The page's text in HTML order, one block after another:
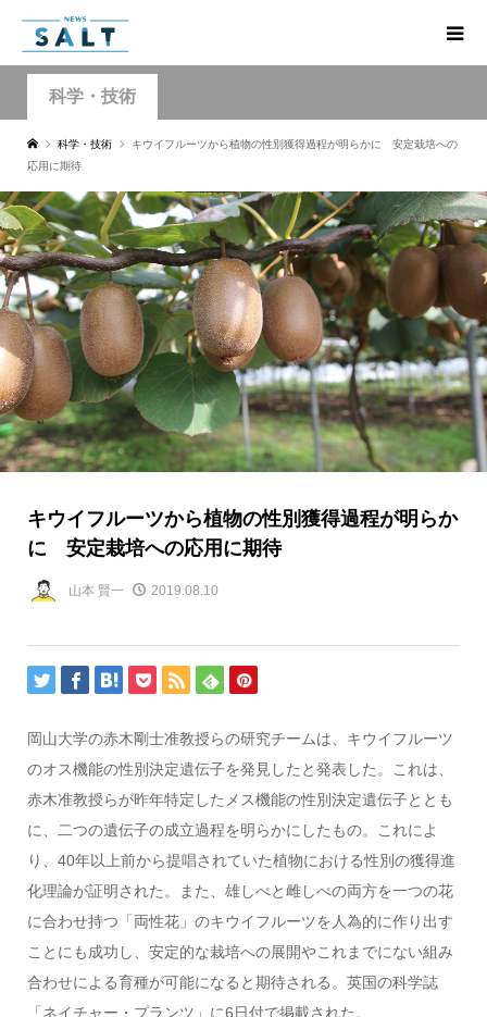
科学・技術
科学・技術
キウイフルーツから植物の性別獲得過程が明らかに 安定栽培への
応用に期待
キウイフルーツから植物の性別獲得過程が明らか
に 安定栽培への応用に期待
山本 賢一 2019.08.10
岡山大学の赤木剛士准教授らの研究チームは、キウイフルーツ
のオス機能の性別決定遺伝子を発見したと発表した。これは、
赤木准教授らが昨年特定したメス機能の性別決定遺伝子ととも
に、二つの遺伝子の成立過程を明らかにしたもの。これによ
り、40年以上前から提唱されていた植物における性別の獲得進
化理論が証明された。また、雄しべと雌しべの両方を一つの花
に合わせ持つ「両性花」のキウイフルーツを人為的に作り出す
ことにも成功し、安定的な栽培への展開やこれまでにない組み
合わせによる育種が可能になると期待される。英国の科学誌
「ネイチャー・プランツ」に6日付で掲載された。